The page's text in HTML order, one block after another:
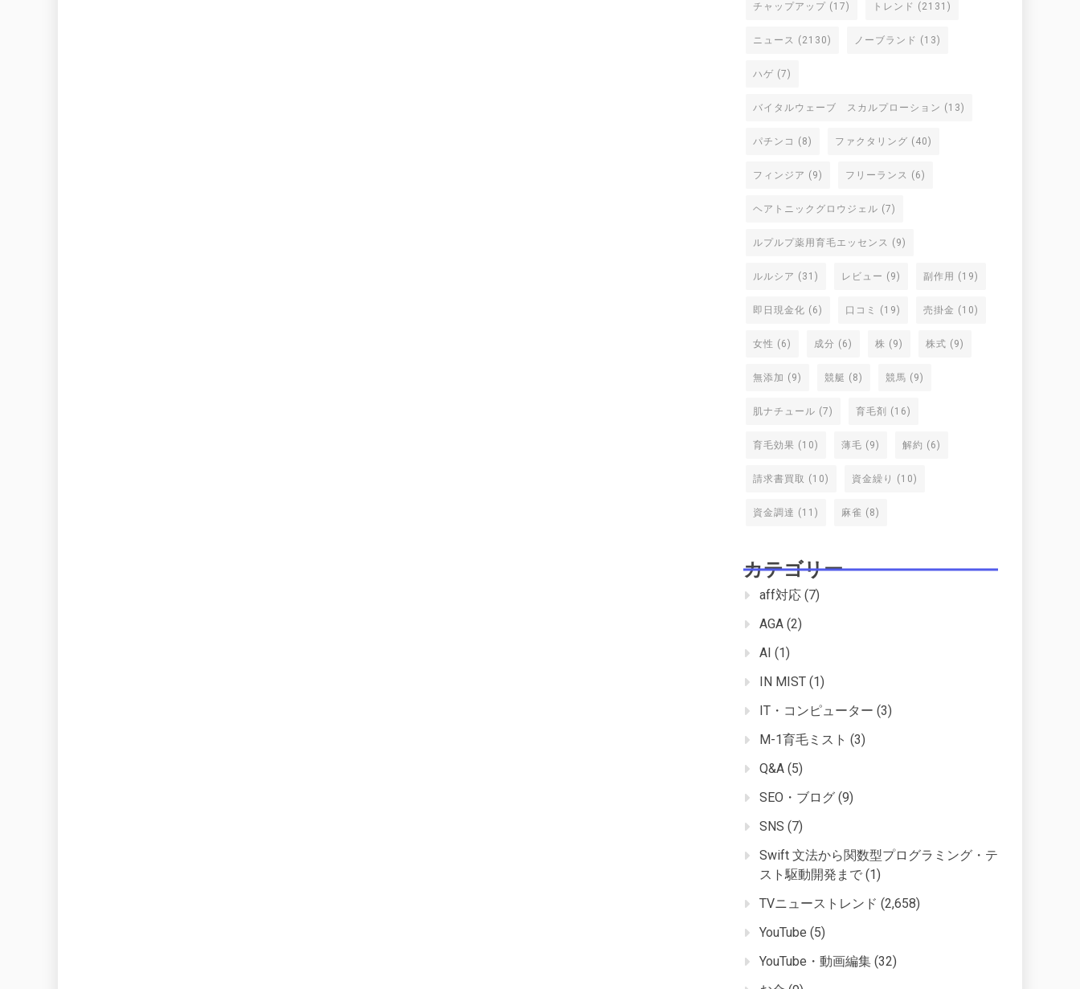
チャップアップ (17) トレンド (2131)
ニュース (2130) ノーブランド (13)
ハゲ (7)
バイタルウェーブ スカルプローション (13)
パチンコ (8) ファクタリング (40)
フィンジア (9) フリーランス (6)
ヘアトニックグロウジェル (7)
ルプルプ薬用育毛エッセンス (9)
ルルシア (31) レビュー (9) 副作用 (19)
即日現金化 (6) 口コミ (19) 売掛金 (10)
女性 (6) 成分 (6) 株 (9) 株式 (9)
無添加 (9) 競艇 (8) 競馬 (9)
肌ナチュール (7) 育毛剤 (16)
育毛効果 (10) 薄毛 (9) 解約 (6)
請求書買取 (10) 資金繰り (10)
資金調達 (11) 麻雀 (8)
カテゴリー
aff対応 (7)
AGA (2)
AI (1)
IN MIST (1)
IT・コンピューター (3)
M-1育毛ミスト (3)
Q&A (5)
SEO・ブログ (9)
SNS (7)
Swift 文法から関数型プログラミング・テ
スト駆動開発まで (1)
TVニューストレンド (2,658)
YouTube (5)
YouTube・動画編集 (32)